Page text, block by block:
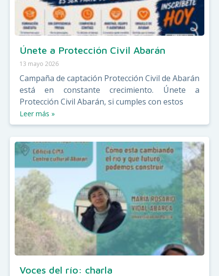
Únete a Protección Civil Abarán
13 mayo 2026
Campaña de captación Protección Civil de Abarán
está en constante crecimiento. Únete a
Protección Civil Abarán, si cumples con estos
Leer más »
Voces del río: charla